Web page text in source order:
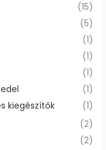
(15)
(5)
(1)
(1)
(1)
(1)
kiegészítők
(1)
(2)
(2)